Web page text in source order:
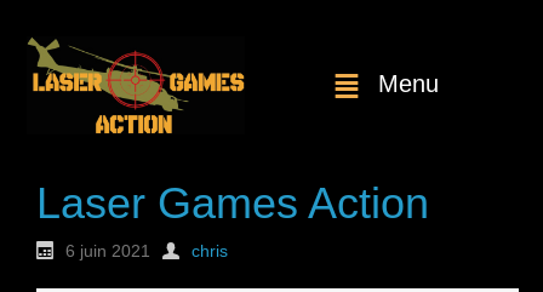
Menu
Laser Games Action
6 juin 2021 chris